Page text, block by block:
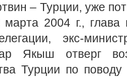
– Турции, уже
2004 г.,
экс-
Якыш отверг
Турции по поводу